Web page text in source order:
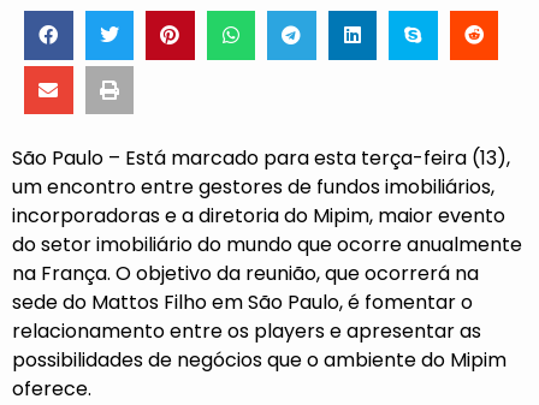
São Paulo – Está marcado para esta terça-feira (13),
um encontro entre gestores de fundos imobiliários,
incorporadoras e a diretoria do Mipim, maior evento
do setor imobiliário do mundo que ocorre anualmente
na França. O objetivo da reunião, que ocorrerá na
sede do Mattos Filho em São Paulo, é fomentar o
relacionamento entre os players e apresentar as
possibilidades de negócios que o ambiente do Mipim
oferece.